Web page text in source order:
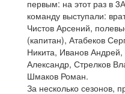
первым: на этот раз в
команду выступали:
Чистов Арсений,
(капитан), Атабеков
Никита, Иванов
Александр, Стрелков
Шмаков Роман.
За несколько сезонов,